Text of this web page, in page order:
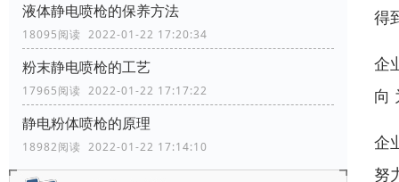
液体静电喷枪的保养方法
18095阅读 2022-01-22 17:20:34
粉末静电喷枪的工艺
17965阅读 2022-01-22 17:17:22
静电粉体喷枪的原理
18982阅读 2022-01-22 17:14:10
得
企
向
企
努